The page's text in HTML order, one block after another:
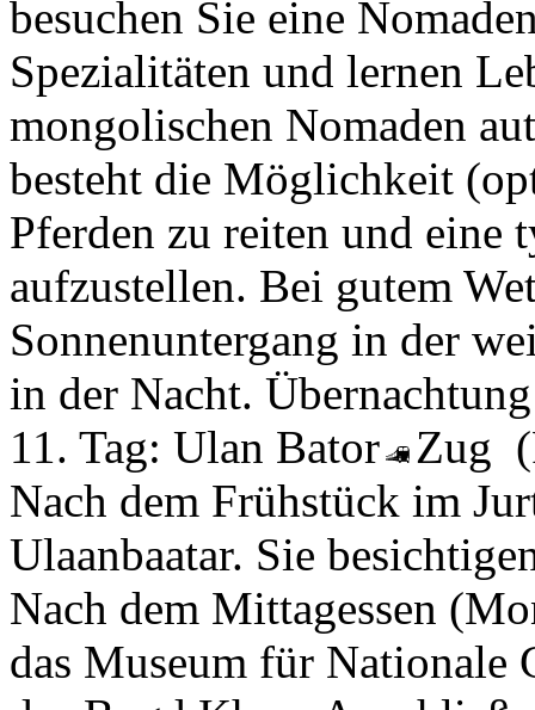
besuchen Sie eine
Spezialitäten und lernen
mongolischen Nomaden
besteht die Möglichkeit
Pferden zu reiten und eine
aufzustellen. Bei gutem
Sonnenuntergang in der
in der Nacht.
11. Tag: Ulan Bator Zug
Nach dem Frühstück im
Ulaanbaatar. Sie
Nach dem Mittagessen
das Museum für Nationale